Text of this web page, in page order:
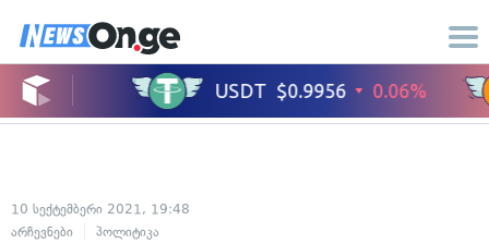
10 სექტემბერი 2021, 19:48
არჩევნები
პოლიტიკა